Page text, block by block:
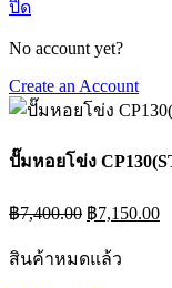
ปิด
No account yet?
Create an Account
ปั๊มหอยโข่ง
฿7,400.00 Original
price
was:
฿7,150.00
สินค้าหมดแล้ว